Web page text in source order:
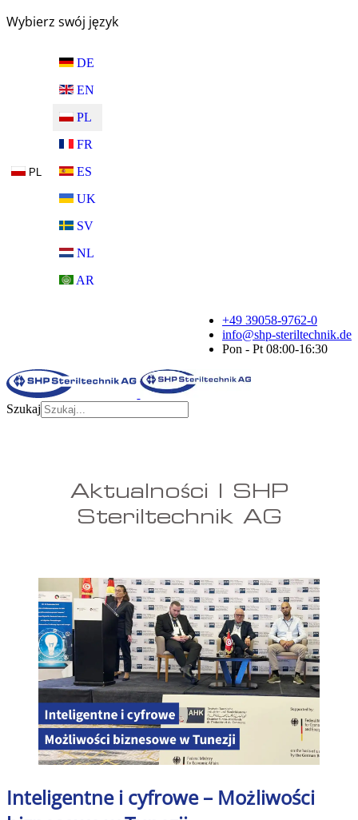
Wybierz swój język
PL
DE
EN
PL
FR
ES
UK
SV
NL
AR
+49 39058-9762-0
info@shp-steriltechnik.de
Pon - Pt 08:00-16:30
Szukaj
Aktualności | SHP
Steriltechnik AG
Inteligentne i cyfrowe – Możliwości